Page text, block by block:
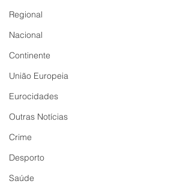
Regional
Nacional
Continente
União Europeia
Eurocidades
Outras Notícias
Crime
Desporto
Saúde